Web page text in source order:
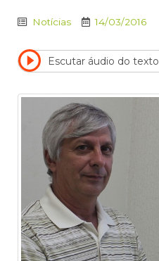
Notícias 14/03/2016
Escutar áudio do texto